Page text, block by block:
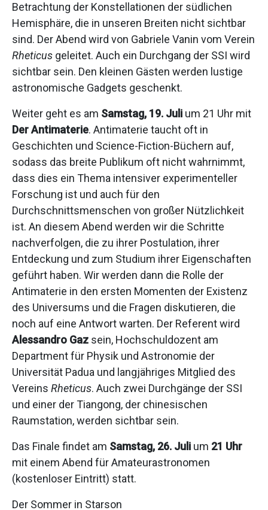
Betrachtung der Konstellationen der südlichen
Hemisphäre, die in unseren Breiten nicht sichtbar
sind. Der Abend wird von Gabriele Vanin vom Verein
Rheticus geleitet. Auch ein Durchgang der SSI wird
sichtbar sein. Den kleinen Gästen werden lustige
astronomische Gadgets geschenkt.
Weiter geht es am Samstag, 19. Juli um 21 Uhr mit
Der Antimaterie. Antimaterie taucht oft in
Geschichten und Science-Fiction-Büchern auf,
sodass das breite Publikum oft nicht wahrnimmt,
dass dies ein Thema intensiver experimenteller
Forschung ist und auch für den
Durchschnittsmenschen von großer Nützlichkeit
ist. An diesem Abend werden wir die Schritte
nachverfolgen, die zu ihrer Postulation, ihrer
Entdeckung und zum Studium ihrer Eigenschaften
geführt haben. Wir werden dann die Rolle der
Antimaterie in den ersten Momenten der Existenz
des Universums und die Fragen diskutieren, die
noch auf eine Antwort warten. Der Referent wird
Alessandro Gaz sein, Hochschuldozent am
Department für Physik und Astronomie der
Universität Padua und langjähriges Mitglied des
Vereins Rheticus. Auch zwei Durchgänge der SSI
und einer der Tiangong, der chinesischen
Raumstation, werden sichtbar sein.
Das Finale findet am Samstag, 26. Juli um 21 Uhr
mit einem Abend für Amateurastronomen
(kostenloser Eintritt) statt.
Der Sommer in Starson